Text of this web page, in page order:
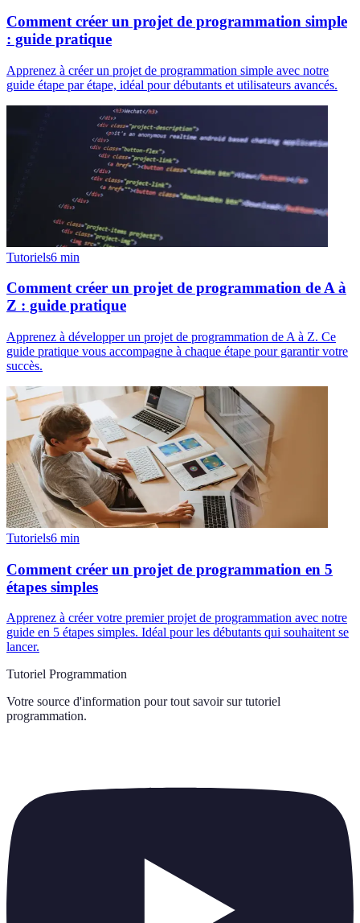
Comment créer un projet de programmation simple
: guide pratique
Apprenez à créer un projet de programmation simple avec notre
guide étape par étape, idéal pour débutants et utilisateurs avancés.
Tutoriels6 min
Comment créer un projet de programmation de A à
Z : guide pratique
Apprenez à développer un projet de programmation de A à Z. Ce
guide pratique vous accompagne à chaque étape pour garantir votre
succès.
Tutoriels6 min
Comment créer un projet de programmation en 5
étapes simples
Apprenez à créer votre premier projet de programmation avec notre
guide en 5 étapes simples. Idéal pour les débutants qui souhaitent se
lancer.
Tutoriel Programmation
Votre source d'information pour tout savoir sur tutoriel
programmation.